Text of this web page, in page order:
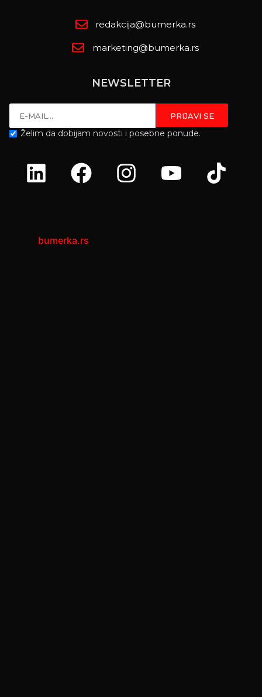
redakcija@bumerka.rs
marketing@bumerka.rs
NEWSLETTER
Želim da dobijam novosti i posebne ponude.
bumerka.rs